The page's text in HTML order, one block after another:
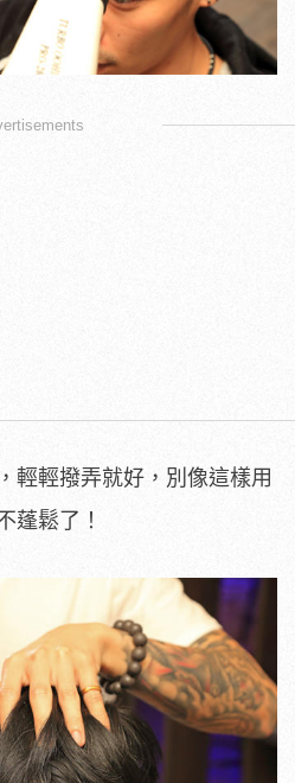
輕輕撥弄就好，別像這樣用
蓬鬆了！